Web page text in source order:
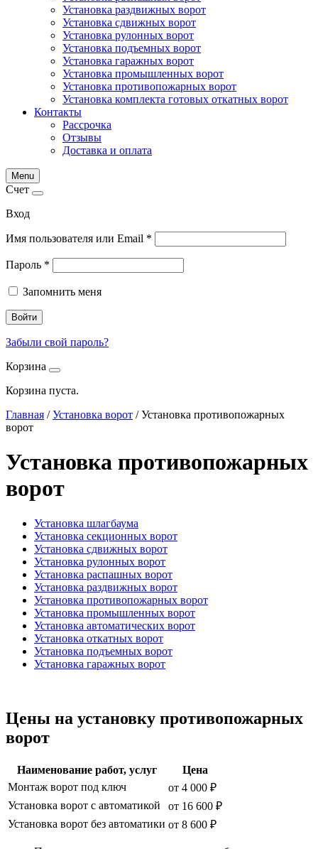
Установка раздвижных ворот
Установка сдвижных ворот
Установка рулонных ворот
Установка подъемных ворот
Установка гаражных ворот
Установка промышленных ворот
Установка противопожарных ворот
Установка комплекта готовых откатных ворот
Контакты
Рассрочка
Отзывы
Доставка и оплата
Menu
Счет
Вход
Имя пользователя или Email *
Пароль *
Запомнить меня
Войти
Забыли свой пароль?
Корзина
Корзина пуста.
Главная /Установка ворот /Установка противопожарных
ворот
Установка противопожарных
ворот
Установка шлагбаума
Установка секционных ворот
Установка сдвижных ворот
Установка рулонных ворот
Установка распашных ворот
Установка раздвижных ворот
Установка противопожарных ворот
Установка промышленных ворот
Установка автоматических ворот
Установка откатных ворот
Установка подъемных ворот
Установка гаражных ворот
Цены на установку противопожарных
ворот
Наименование работ, услуг
Цена
Монтаж ворот под ключ
от 4 000 ₽
Установка ворот с автоматикой
от 16 600 ₽
Установка ворот без автоматики от 8 600 ₽